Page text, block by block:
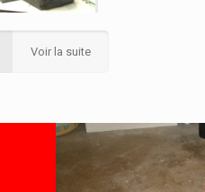
Voir la suite